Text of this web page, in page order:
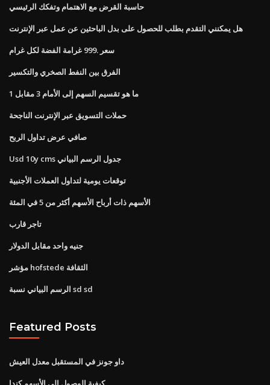
حاسبة القرض مع الاهتمام وتفكك الرئيسي
هل يمكنني التقدم بطلب للحصول على بدل الباحثين عن عمل عبر الإنترنت
سعر .999 غرامة الفضة لكل غرام
الفرق بين النفط الصخري والتكسير
ما هو تقسيم السهم إلى الأمام 3 مقابل 1
حملات التسويق عبر الإنترنت الناجحة
صافي عرض تداول الربح
Usd 10y cms جدول الرسم البياني
توقعات يومية لتداول العملات الأجنبية
الأسهم ذات أرباح الأسهم أكثر من 5 في المئة
تاجر قارب
جنيه واحد مقابل الدولار
مؤشر hofstede الثقافة
الرسم البياني نسبة sd sd
Featured Posts
داو جونز في المستقبل معدل العيش